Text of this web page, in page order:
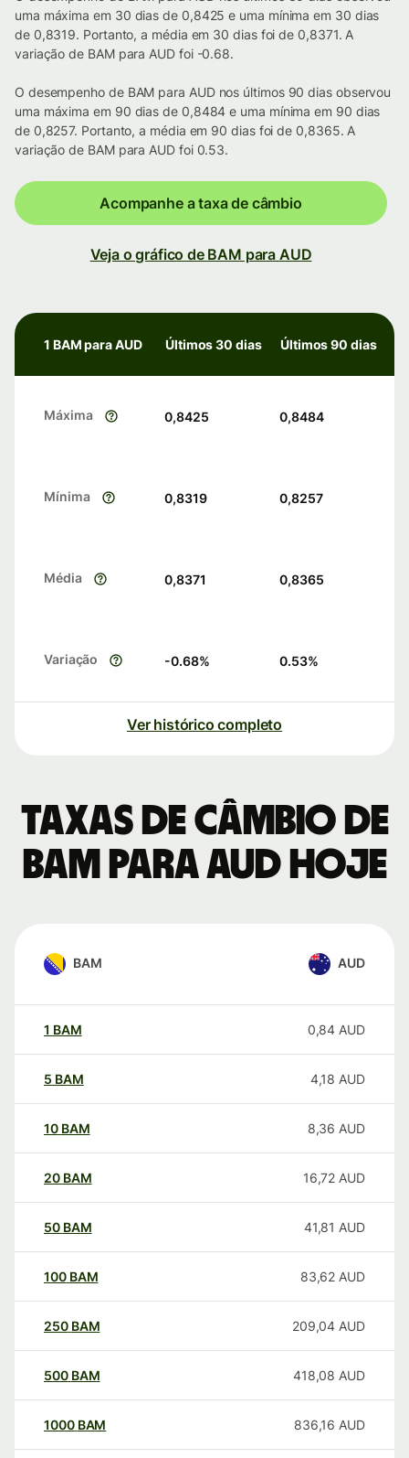
uma máxima em 30 dias de 0,8425 e uma mínima em 30 dias
de 0,8319. Portanto, a média em 30 dias foi de 0,8371. A
variação de BAM para AUD foi -0.68.
O desempenho de BAM para AUD nos últimos 90 dias observou
uma máxima em 90 dias de 0,8484 e uma mínima em 90 dias
de 0,8257. Portanto, a média em 90 dias foi de 0,8365. A
variação de BAM para AUD foi 0.53.
Acompanhe a taxa de câmbio
Veja o gráfico de BAM para AUD
1 BAM para AUD Últimos 30 dias Últimos 90 dias
Máxima 0,8425 0,8484
Mínima 0,8319 0,8257
Média 0,8371 0,8365
Variação -0.68% 0.53%
Ver histórico completo
Taxas de câmbio de
BAM para AUD hoje
BAM AUD
1 BAM 0,84 AUD
5 BAM 4,18 AUD
10 BAM 8,36 AUD
20 BAM 16,72 AUD
50 BAM 41,81 AUD
100 BAM 83,62 AUD
250 BAM 209,04 AUD
500 BAM 418,08 AUD
1000 BAM 836,16 AUD